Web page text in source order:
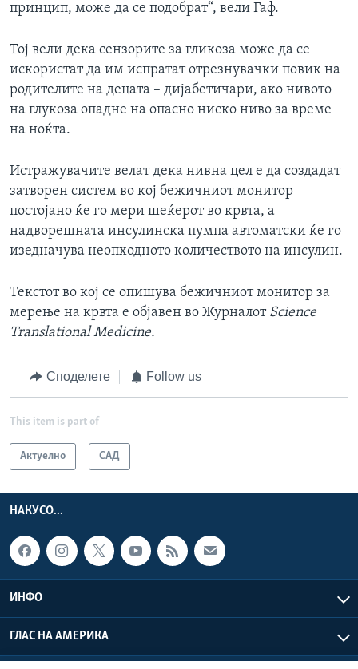
принцип, може да се подобрат“, вели Гаф.
Тој вели дека сензорите за гликоза може да се
искористат да им испратат отрезнувачки повик на
родителите на децата – дијабетичари, ако нивото
на глукоза опадне на опасно ниско ниво за време
на ноќта.
Истражувачите велат дека нивна цел е да создадат
затворен систем во кој бежичниот монитор
постојано ќе го мери шеќерот во крвта, а
надворешната инсулинска пумпа автоматски ќе го
изедначува неопходното количеството на инсулин.
Текстот во кој се опишува бежичниот монитор за
мерење на крвта е објавен во Журналот Science
Translational Medicine.
Споделете Follow us
This item is part of
Актуелно САД
НАКУСО...
ИНФО
ГЛАС НА АМЕРИКА